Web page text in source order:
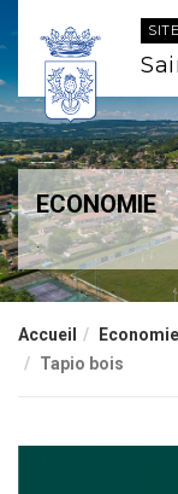
ECONOMIE
.
Accueil Economie
Tapio bois